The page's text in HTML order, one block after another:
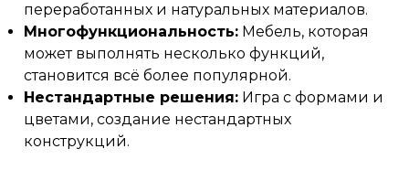
переработанных и натуральных материалов.
Многофункциональность: Мебель, которая
может выполнять несколько функций,
становится всё более популярной.
Нестандартные решения: Игра с формами и
цветами, создание нестандартных
конструкций.